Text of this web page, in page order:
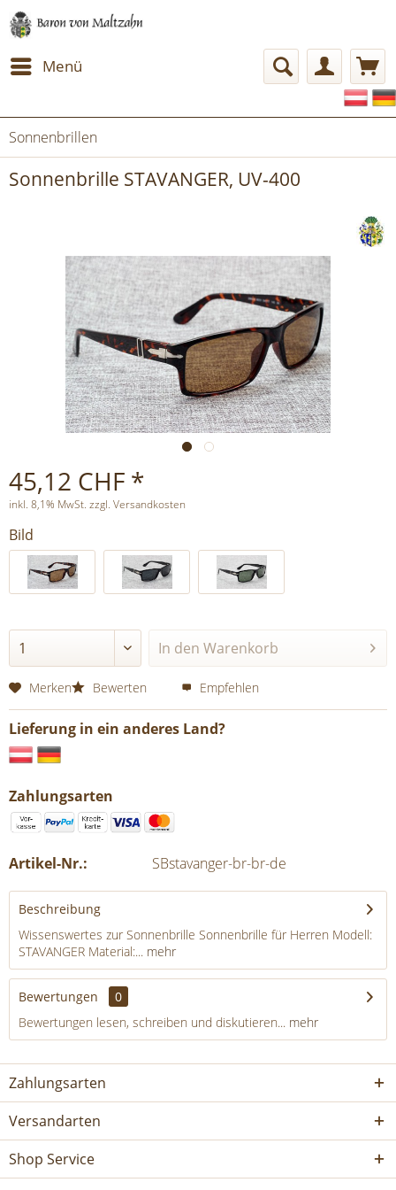
Menü
Sonnenbrillen
Sonnenbrille STAVANGER, UV-400
45,12 CHF *
inkl. 8,1% MwSt. zzgl. Versandkosten
Bild
In den Warenkorb
Merken Bewerten Empfehlen
Lieferung in ein anderes Land?
Zahlungsarten
Artikel-Nr.: SBstavanger-br-br-de
Beschreibung
Wissenswertes zur Sonnenbrille Sonnenbrille für Herren Modell:
STAVANGER Material:... mehr
Bewertungen
0
Bewertungen lesen, schreiben und diskutieren... mehr
Zahlungsarten
Versandarten
Shop Service